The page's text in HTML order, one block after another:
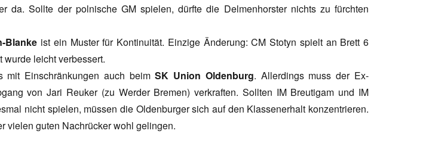
da. Sollte der polnische GM spielen, dürfte die Delmenhorster nichts zu fürchten
Blanke ist ein Muster für Kontinuität. Einzige Änderung: CM Stotyn spielt an Brett 6
wurde leicht verbessert.
mit Einschränkungen auch beimSK Union Oldenburg. Allerdings muss der Ex-
von Jari Reuker (zu Werder Bremen) verkraften. Sollten IM Breutigam und IM
nicht spielen, müssen die Oldenburger sich auf den Klassenerhalt konzentrieren.
vielen guten Nachrücker wohl gelingen.